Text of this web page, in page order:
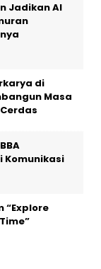
Jadikan AI
di
Masa
Komunikasi
“Explore